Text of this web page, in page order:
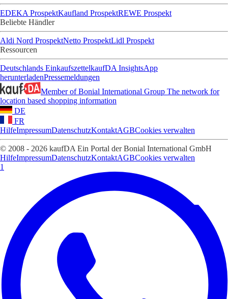
EDEKA ProspektKaufland ProspektREWE Prospekt
Beliebte Händler
Aldi Nord ProspektNetto ProspektLidl Prospekt
Ressourcen
Deutschlands EinkaufszettelkaufDA InsightsApp
herunterladenPressemeldungen
Member of Bonial International Group The network for
location based shopping information
DE
FR
HilfeImpressumDatenschutzKontaktAGBCookies verwalten
© 2008 - 2026 kaufDA Ein Portal der Bonial International GmbH
HilfeImpressumDatenschutzKontaktAGBCookies verwalten
1